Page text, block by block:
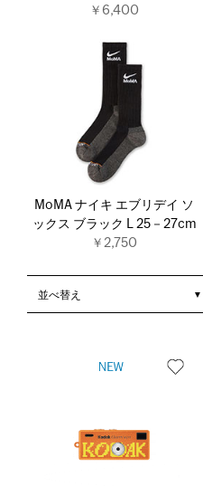
￥6,400
MoMA ナイキ エブリデイ ソ
ックス ブラック L 25－27cm
￥2,750
並べ替え